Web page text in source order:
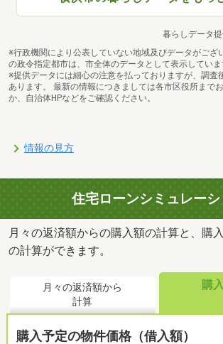
暮らしデータ提
※行政機関により公表していない地域及びデータがござ
の政令指定都市は、市全体のデータとして表示していま
※提供データには細心の注意を払っておりますが、調査
あります。 最新の情報につきましては各市区役所まで
か、自治体HPなどをご確認ください。
情報の見方
住宅ローンシミュレーシ
月々の返済額からの購入額の計算と、購
の計算ができます。
月々の返済額から
計算
購
購入予定の物件価格（借入額）